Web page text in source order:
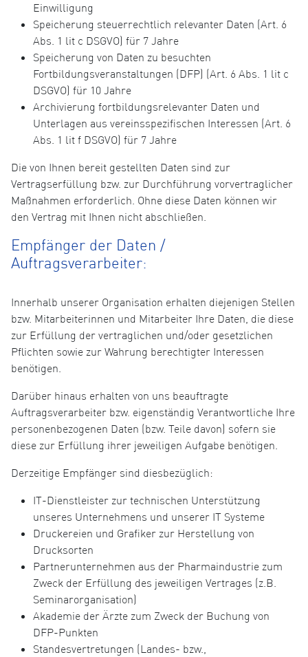
Einwilligung
Speicherung steuerrechtlich relevanter Daten (Art. 6
Abs. 1 lit c DSGVO) für 7 Jahre
Speicherung von Daten zu besuchten
Fortbildungsveranstaltungen (DFP) (Art. 6 Abs. 1 lit c
DSGVO) für 10 Jahre
Archivierung fortbildungsrelevanter Daten und
Unterlagen aus vereinsspezifischen Interessen (Art. 6
Abs. 1 lit f DSGVO) für 7 Jahre
Die von Ihnen bereit gestellten Daten sind zur
Vertragserfüllung bzw. zur Durchführung vorvertraglicher
Maßnahmen erforderlich. Ohne diese Daten können wir
den Vertrag mit Ihnen nicht abschließen.
Empfänger der Daten /
Auftragsverarbeiter:
Innerhalb unserer Organisation erhalten diejenigen Stellen
bzw. Mitarbeiterinnen und Mitarbeiter Ihre Daten, die diese
zur Erfüllung der vertraglichen und/oder gesetzlichen
Pflichten sowie zur Wahrung berechtigter Interessen
benötigen.
Darüber hinaus erhalten von uns beauftragte
Auftragsverarbeiter bzw. eigenständig Verantwortliche Ihre
personenbezogenen Daten (bzw. Teile davon) sofern sie
diese zur Erfüllung ihrer jeweiligen Aufgabe benötigen.
Derzeitige Empfänger sind diesbezüglich:
IT-Dienstleister zur technischen Unterstützung
unseres Unternehmens und unserer IT Systeme
Druckereien und Grafiker zur Herstellung von
Drucksorten
Partnerunternehmen aus der Pharmaindustrie zum
Zweck der Erfüllung des jeweiligen Vertrages (z.B.
Seminarorganisation)
Akademie der Ärzte zum Zweck der Buchung von
DFP-Punkten
Standesvertretungen (Landes- bzw.,